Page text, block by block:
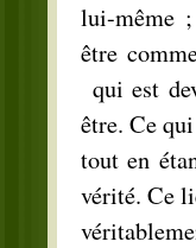
lui-même
être
qui est
être. Ce
tout en
vérité. Ce